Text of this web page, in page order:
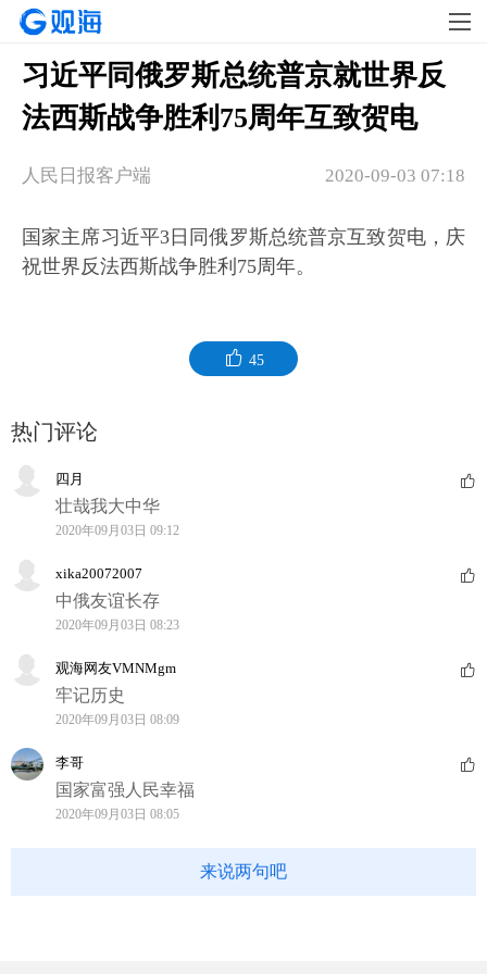
习近平同俄罗斯总统普京就世界反
法西斯战争胜利75周年互致贺电
2020-09-03 07:18
人民日报客户端
国家主席习近平3日同俄罗斯总统普京互致贺电，庆
祝世界反法西斯战争胜利75周年。
45
热门评论
四月
壮哉我大中华
2020年09月03日 09:12
xika20072007
中俄友谊长存
2020年09月03日 08:23
观海网友VMNMgm
牢记历史
2020年09月03日 08:09
李哥
国家富强人民幸福
2020年09月03日 08:05
来说两句吧